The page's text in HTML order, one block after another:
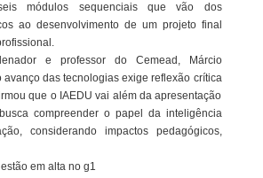
módulos sequenciais que vão dos
ao desenvolvimento de um projeto final
e professor do Cemead, Márcio
avanço das tecnologias exige reflexão crítica
que o IAEDU vai além da apresentação
compreender o papel da inteligência
considerando impactos pedagógicos,
em alta no g1